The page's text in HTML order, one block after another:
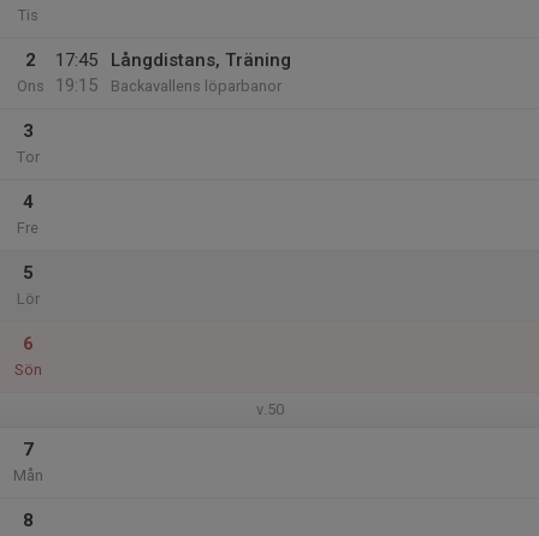
Tis
2
Ons
17:45
19:15
Långdistans, Träning
Backavallens löparbanor
3
Tor
4
Fre
5
Lör
6
Sön
v.50
7
Mån
8